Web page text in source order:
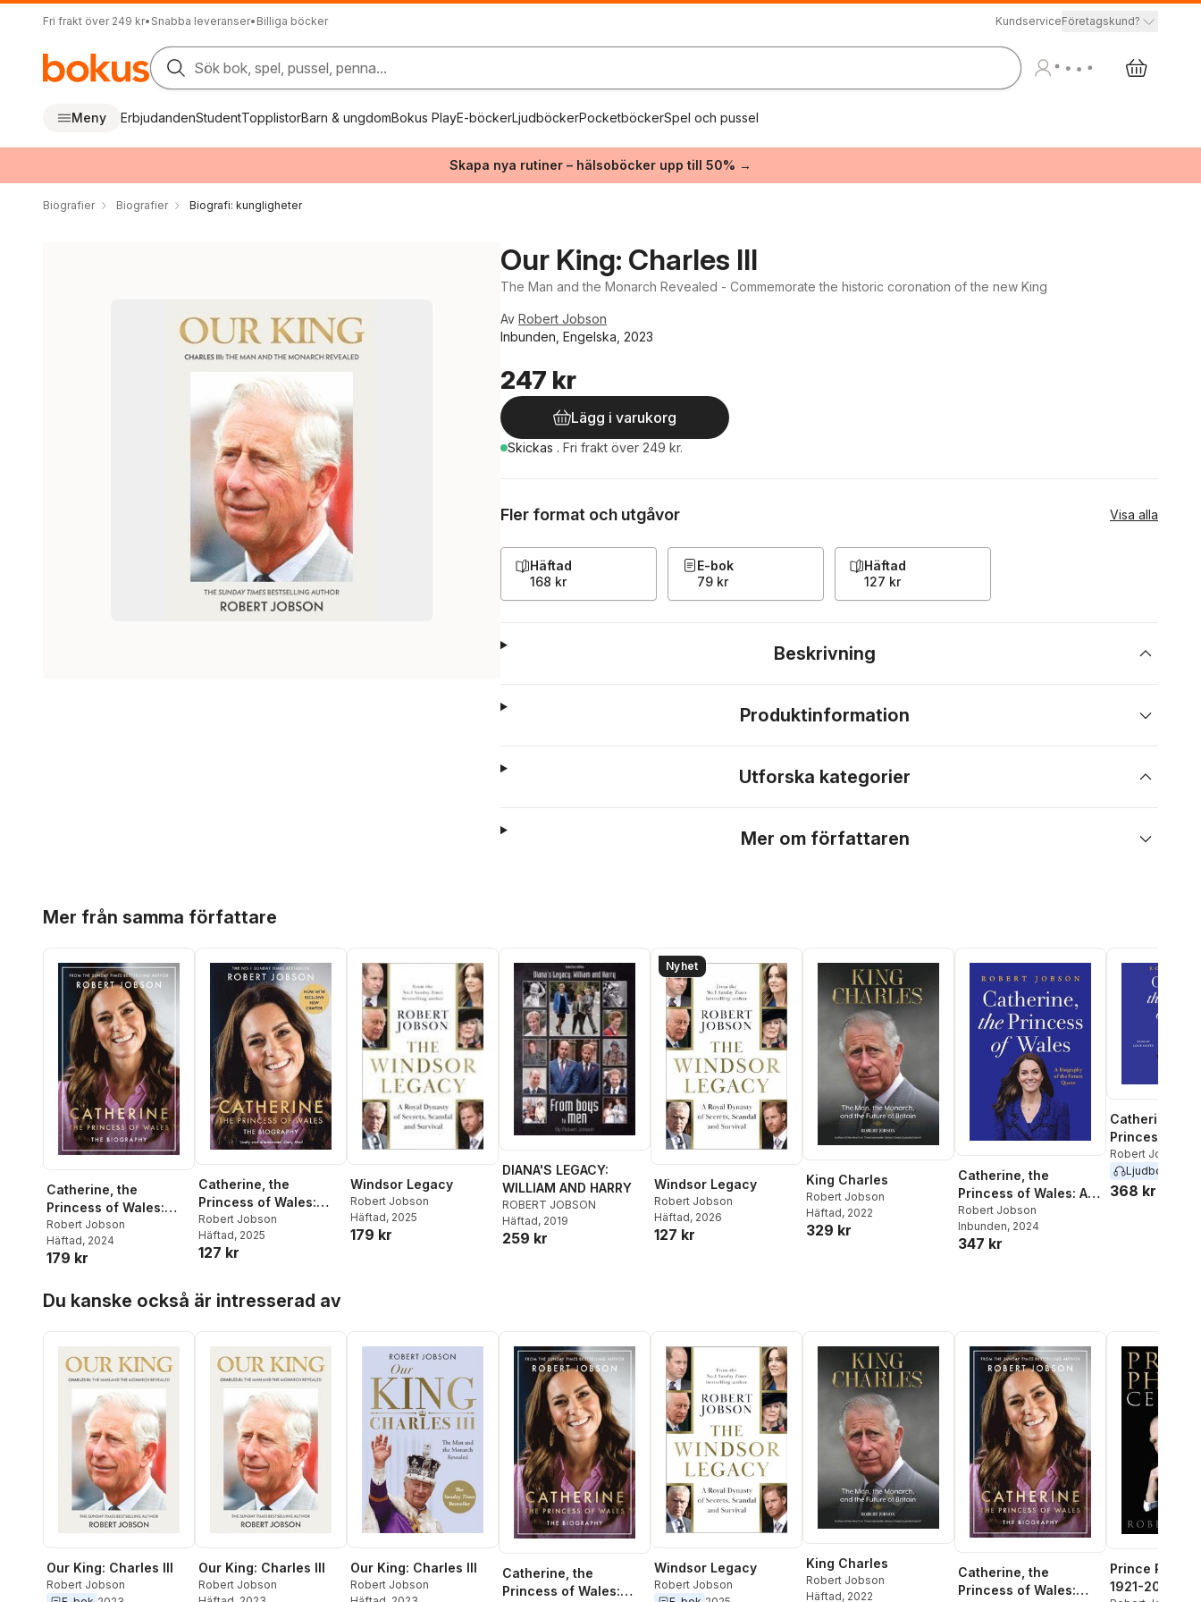
Fri frakt över 249 kr• Snabba leveranser• Billiga böcker KundserviceFöretagskund?
Sök bok, spel, pussel, penna...
Meny ErbjudandenStudentTopplistorBarn & ungdomBokus PlayE-böckerLjudböckerPocketböckerSpel och pussel
Skapa nya rutiner – hälsoböcker upp till 50% →
Biografier Biografier Biografi: kungligheter
Our King: Charles III
The Man and the Monarch Revealed - Commemorate the historic coronation of the new King
Av Robert Jobson
Inbunden, Engelska, 2023
247 kr
Lägg i varukorg
Skickas . Fri frakt över 249 kr.
Fler format och utgåvor Visa alla
Häftad
168 kr
E-bok
79 kr
Häftad
127 kr
Beskrivning
Produktinformation
Utforska kategorier
Mer om författaren
Mer från samma författare
Catherine, the
Princess of Wales:
The Biography
Robert Jobson
Häftad, 2024
179 kr
Catherine, the
Princess of Wales:
The Biography
Robert Jobson
Häftad, 2025
127 kr
Windsor Legacy
Robert Jobson
Häftad, 2025
179 kr
DIANA'S LEGACY:
WILLIAM AND HARRY
ROBERT JOBSON
Häftad, 2019
259 kr
Nyhet
Windsor Legacy
Robert Jobson
Häftad, 2026
127 kr
King Charles
Robert Jobson
Häftad, 2022
329 kr
Catherine, the
Princess of Wales: A
Biography of the
Future Queen
Robert Jobson
Inbunden, 2024
347 kr
Catherine, the
Princess of
Robert Jobson
Ljudbok
368 kr
Du kanske också är intresserad av
Our King: Charles III
Robert Jobson
Our King: Charles III
Robert Jobson
Our King: Charles III
Robert Jobson
Catherine, the
Princess of Wales:
Windsor Legacy
Robert Jobson
King Charles
Robert Jobson
Häftad, 2022
Catherine, the
Princess of Wales:
Prince
1921-2021